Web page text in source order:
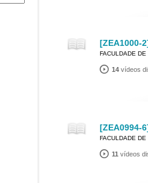
[ZEA1000-
FACULDADE
14 vídeos
[ZEA0994-
FACULDADE
11 vídeos